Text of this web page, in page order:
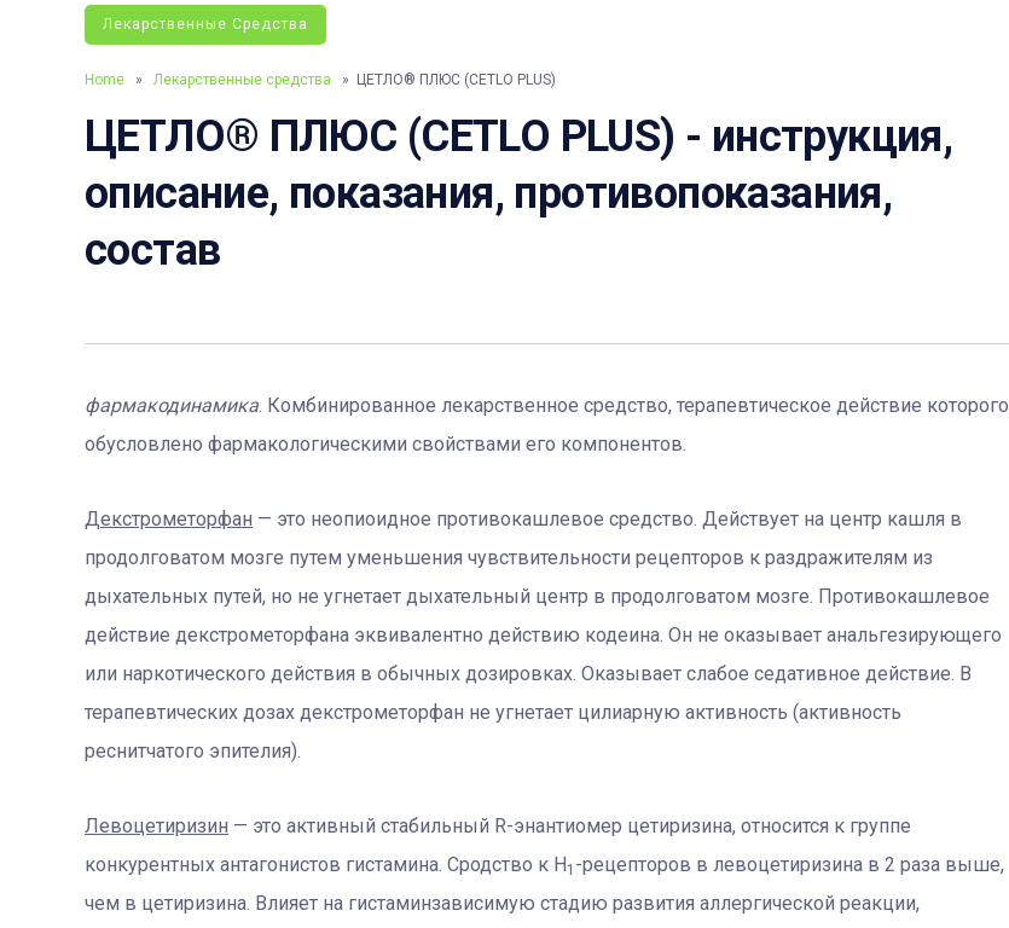
Лекарственные Средства
Home » Лекарственные средства » ЦЕТЛО® ПЛЮС (CETLO PLUS)
ЦЕТЛО® ПЛЮС (CETLO PLUS) - инструкция,
описание, показания, противопоказания,
состав
фармакодинамика. Комбинированное лекарственное средство, терапевтическое действие которого
обусловлено фармакологическими свойствами его компонентов.
Декстрометорфан — это неопиоидное противокашлевое средство. Действует на центр кашля в
продолговатом мозге путем уменьшения чувствительности рецепторов к раздражителям из
дыхательных путей, но не угнетает дыхательный центр в продолговатом мозге. Противокашлевое
действие декстрометорфана эквивалентно действию кодеина. Он не оказывает анальгезирующего
или наркотического действия в обычных дозировках. Оказывает слабое седативное действие. В
терапевтических дозах декстрометорфан не угнетает цилиарную активность (активность
реснитчатого эпителия).
Левоцетиризин — это активный стабильный R-энантиомер цетиризина, относится к группе
конкурентных антагонистов гистамина. Сродство к Н1 -рецепторов в левоцетиризина в 2 раза выше,
чем в цетиризина. Влияет на гистаминзависимую стадию развития аллергической реакции,